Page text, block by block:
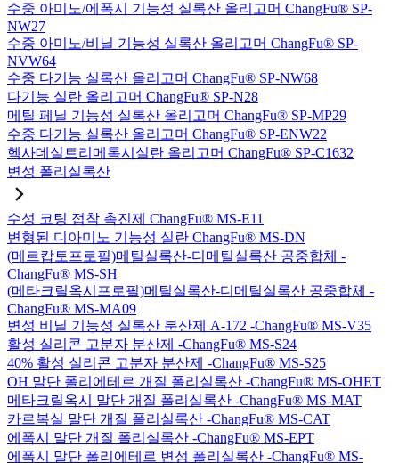
수중 아미노/에폭시 기능성 실록산 올리고머 ChangFu® SP-
NW27
수중 아미노/비닐 기능성 실록산 올리고머 ChangFu® SP-
NVW64
수중 다기능 실록산 올리고머 ChangFu® SP-NW68
다기능 실란 올리고머 ChangFu® SP-N28
메틸 페닐 기능성 실록산 올리고머 ChangFu® SP-MP29
수중 다기능 실록산 올리고머 ChangFu® SP-ENW22
헥사데실트리메톡시실란 올리고머 ChangFu® SP-C1632
변성 폴리실록산
수성 코팅 접착 촉진제 ChangFu® MS-E11
변형된 디아미노 기능성 실란 ChangFu® MS-DN
(메르캅토프로필)메틸실록산-디메틸실록산 공중합체 -
ChangFu® MS-SH
(메타크릴옥시프로필)메틸실록산-디메틸실록산 공중합체 -
ChangFu® MS-MA09
변성 비닐 기능성 실록산 분산제 A-172 -ChangFu® MS-V35
활성 실리콘 고분자 분산제 -ChangFu® MS-S24
40% 활성 실리콘 고분자 분산제 -ChangFu® MS-S25
OH 말단 폴리에테르 개질 폴리실록산 -ChangFu® MS-OHET
메타크릴옥시 말단 개질 폴리실록산 -ChangFu® MS-MAT
카르복실 말단 개질 폴리실록산 -ChangFu® MS-CAT
에폭시 말단 개질 폴리실록산 -ChangFu® MS-EPT
에폭시 말단 폴리에테르 변성 폴리실록산 -ChangFu® MS-